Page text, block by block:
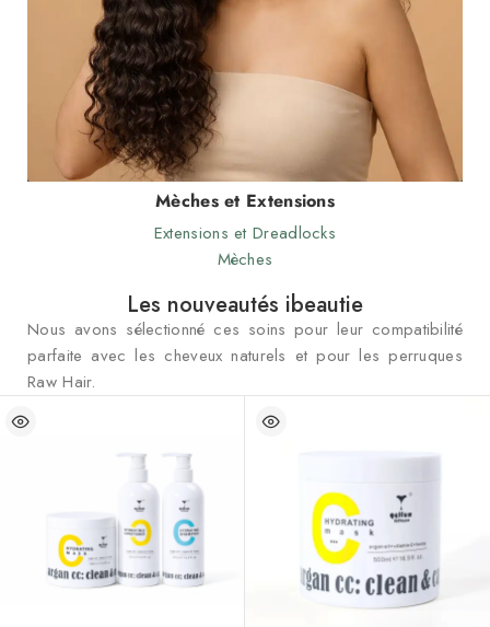
2 Produits
Mèches et Extensions
Extensions et Dreadlocks
Mèches
Les nouveautés ibeautie
Nous avons sélectionné ces soins pour leur compatibilité
parfaite avec les cheveux naturels et pour les perruques
Raw Hair.